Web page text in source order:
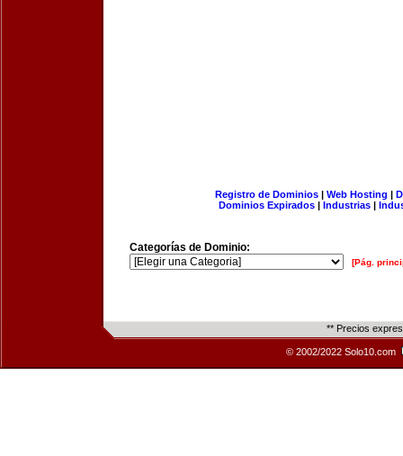
Registro de Dominios| Web Hosting |
Dominios Expirados | Industrias |
Categorías de Dominio:
[Pág.
** Precios
© 2002/2022 Solo10.com